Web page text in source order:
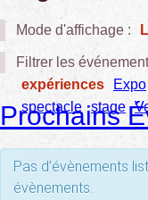
Mode d'affichage :
Filtrer les
expériences
Expo
spectacle stage
Prochains
Pas d’évènements
évènements.